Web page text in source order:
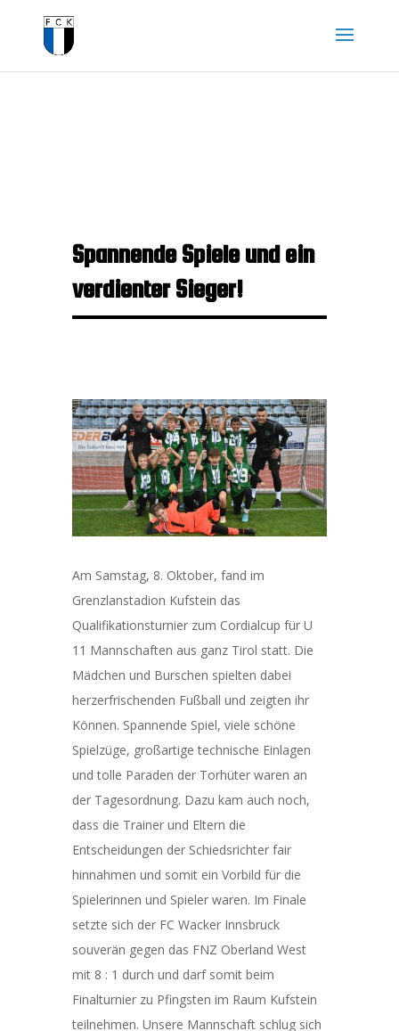
Spannende Spiele und ein
verdienter Sieger!
Am Samstag, 8. Oktober, fand im
Grenzlanstadion Kufstein das
Qualifikationsturnier zum Cordialcup für U
11 Mannschaften aus ganz Tirol statt. Die
Mädchen und Burschen spielten dabei
herzerfrischenden Fußball und zeigten ihr
Können. Spannende Spiel, viele schöne
Spielzüge, großartige technische Einlagen
und tolle Paraden der Torhüter waren an
der Tagesordnung. Dazu kam auch noch,
dass die Trainer und Eltern die
Entscheidungen der Schiedsrichter fair
hinnahmen und somit ein Vorbild für die
Spielerinnen und Spieler waren. Im Finale
setzte sich der FC Wacker Innsbruck
souverän gegen das FNZ Oberland West
mit 8 : 1 durch und darf somit beim
Finalturnier zu Pfingsten im Raum Kufstein
teilnehmen. Unsere Mannschaft schlug sich